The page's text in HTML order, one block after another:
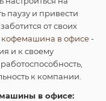
паузу и привести
от своих
кофемашина в офисе-
и к своему
к компании.
в офисе: